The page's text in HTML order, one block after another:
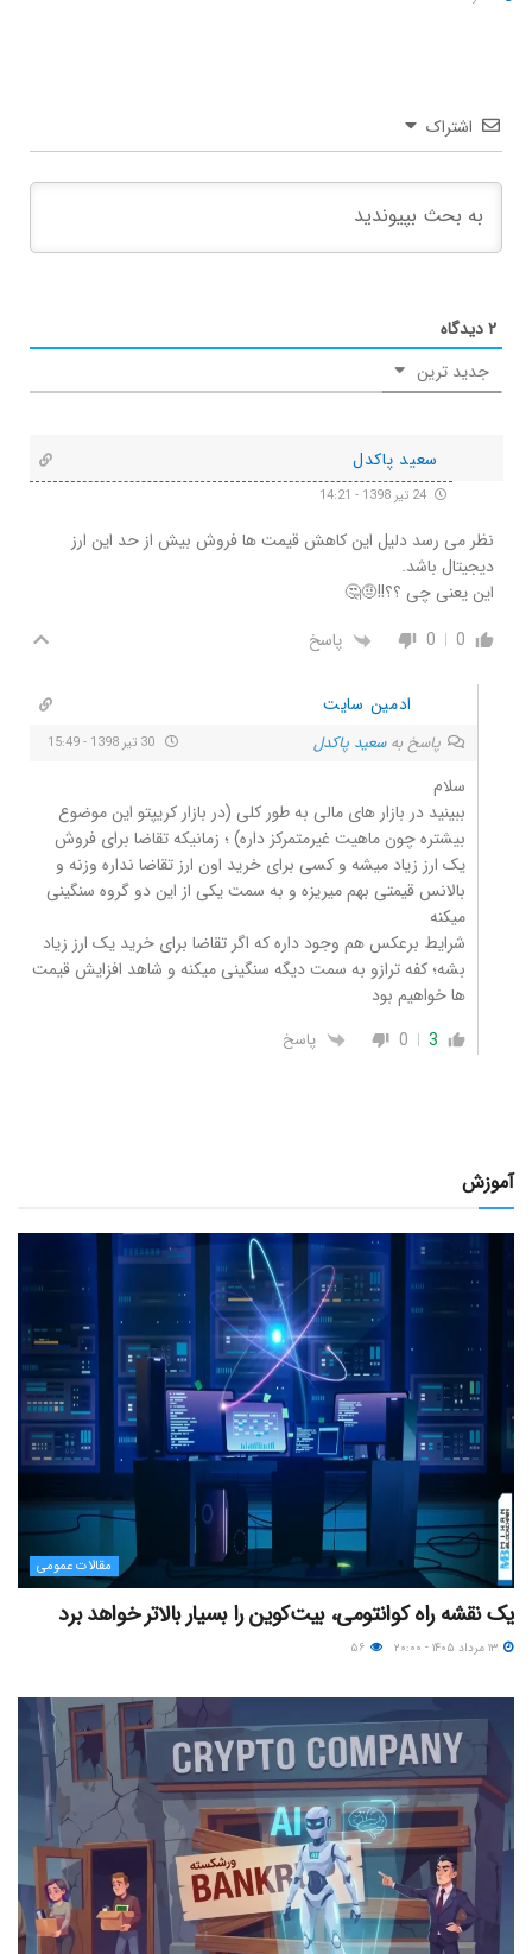
اشتراک
۲دیدگاه
جدید ترین
سعید پاکدل
نظر می رسد دلیل این کاهش قیمت ها فروش بیش از حد این ارز
دیجیتال باشد.
این یعنی چی ؟؟!!🤨🤔
0
0 پاسخ
ادمین سایت
پاسخ بهسعید پاکدل
سلام
ببینید در بازار های مالی به طور کلی (در بازار کریپتو این موضوع
بیشتره چون ماهیت غیرمتمرکز داره) ؛ زمانیکه تقاضا برای فروش
یک ارز زیاد میشه و کسی برای خرید اون ارز تقاضا نداره وزنه و
بالانس قیمتی بهم میریزه و به سمت یکی از این دو گروه سنگینی
میکنه
شرایط برعکس هم وجود داره که اگر تقاضا برای خرید یک ارز زیاد
بشه؛ کفه ترازو به سمت دیگه سنگینی میکنه و شاهد افزایش قیمت
ها خواهیم بود
3
0 پاسخ
آموزش
مقالات عمومی
یک نقشه راه کوانتومی، بیت‌کوین را بسیار بالاتر خواهد برد